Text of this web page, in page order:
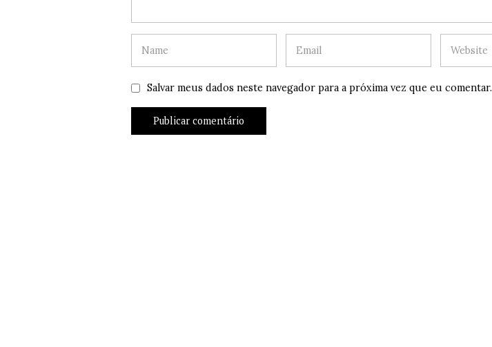
Salvar meus dados neste navegador para a próxima vez que eu comentar.